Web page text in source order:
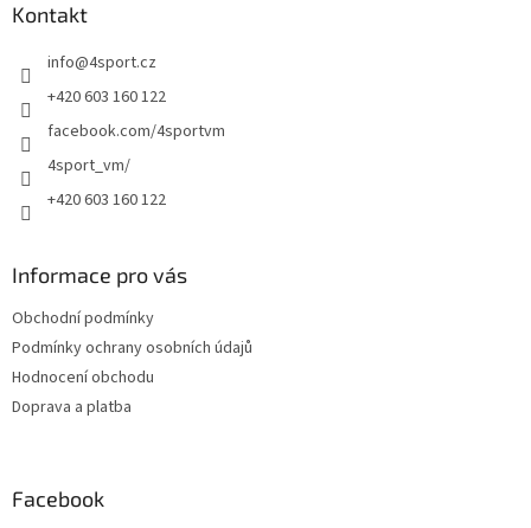
Kontakt
info@4sport.cz
+420 603 160 122
facebook.com/4sportvm
4sport_vm/
+420 603 160 122
Informace pro vás
Obchodní podmínky
Podmínky ochrany osobních údajů
Hodnocení obchodu
Doprava a platba
Facebook